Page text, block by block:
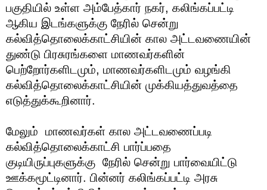
பகுதியில் உள்ள அம்பேத்கார் நகர், கலிங்கப்பட்டி
ஆகிய இடங்களுக்கு நேரில் சென்று
கல்வித்தொலைக்காட்சியின் கால அட்டவணையின்
துண்டு பிரசுரங்களை மாணவர்களின்
பெற்றோர்களிடமும், மாணவர்களிடமும் வழங்கி
கல்வித்தொலைக்காட்சியின் முக்கியத்துவத்தை
எடுத்துக்கூறினார்.
மேலும் மாணவர்கள் கால அட்டவணைப்படி
கல்வித்தொலைக்காட்சி பார்ப்பதை
குடியிருப்புகளுக்கு நேரில் சென்று பார்வையிட்டு
ஊக்கமூட்டினார். பின்னர் கலிங்கப்பட்டி அரசு